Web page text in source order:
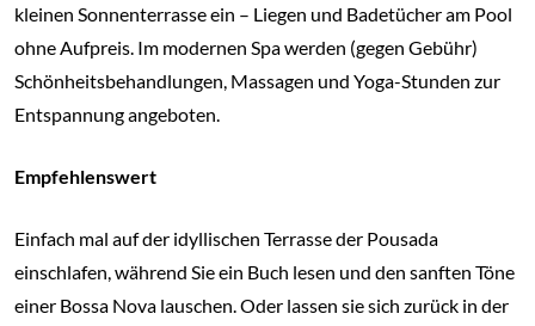
kleinen Sonnenterrasse ein – Liegen und Badetücher am Pool
ohne Aufpreis. Im modernen Spa werden (gegen Gebühr)
Schönheitsbehandlungen, Massagen und Yoga-Stunden zur
Entspannung angeboten.
Empfehlenswert
Einfach mal auf der idyllischen Terrasse der Pousada
einschlafen, während Sie ein Buch lesen und den sanften Töne
einer Bossa Nova lauschen. Oder lassen sie sich zurück in der